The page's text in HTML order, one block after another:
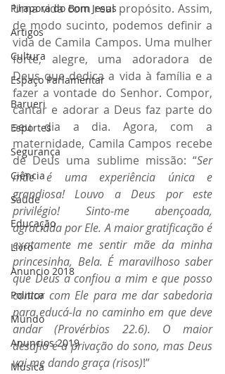
Pirapora do Bom Jesus
Artigos
Cultura
Espaço Parlamentar
Barueri
Esportes
Segurança
Ciência
Saúde
Educação
Livro
Anuncio 2018
Politica
Mundo
Anuncios 2019
Música
Uma vida com real propósito. Assim,
de modo sucinto, podemos definir a
vida de Camila Campos. Uma mulher
forte, alegre, uma adoradora de
Deus que dedica a vida à família e a
fazer a vontade do Senhor. Compor,
cantar e adorar a Deus faz parte do
seu dia a dia. Agora, com a
maternidade, Camila Campos recebe
de Deus uma sublime missão: “Ser
mãe é uma experiência única e
grandiosa! Louvo a Deus por este
privilégio! Sinto-me abençoada,
agraciada por Ele. A maior gratificação é
exatamente me sentir mãe da minha
princesinha, Bela. É maravilhoso saber
que Deus a confiou a mim e que posso
contar com Ele para me dar sabedoria
para educá-la no caminho em que deve
andar (Provérbios 22.6). O maior
desafio é a privação do sono, mas Deus
vai me dando graça (risos)!”